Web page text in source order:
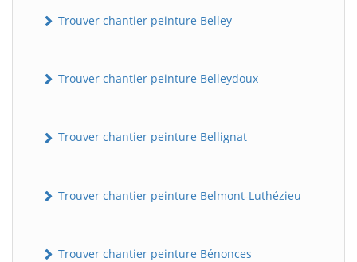
Trouver chantier peinture Belley
Trouver chantier peinture Belleydoux
Trouver chantier peinture Bellignat
Trouver chantier peinture Belmont-Luthézieu
Trouver chantier peinture Bénonces